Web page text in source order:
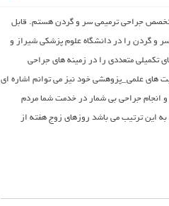
تخصص جراحی ترمیمی سر و گردن هستم. قابل
و گردن را در دانشگاه علوم پزشکی شیراز و
تکمیلی متعددی را در زمینه های جراحی
های علمی_پزوهشی خود نیز می توانم اشاره ای
انجام جراحی بی شمار در خدمت شما مردم
به این ترتیب می باشد روزهای زوج هفته از